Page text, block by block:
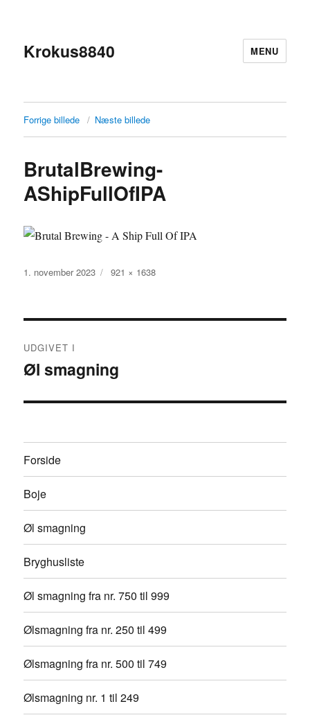
Krokus8840 MENU
Forrige billede Næste billede
BrutalBrewing-
AShipFullOfIPA
Udgivet
1. november 2023
Faktisk
921 × 1638
UDGIVET I
Øl smagning
Forside
Boje
Øl smagning
Bryghusliste
Øl smagning fra nr. 750 til 999
Ølsmagning fra nr. 250 til 499
Ølsmagning fra nr. 500 til 749
Ølsmagning nr. 1 til 249